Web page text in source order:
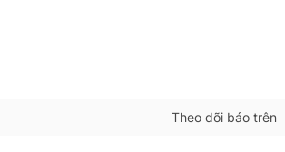
Theo dõi báo trên